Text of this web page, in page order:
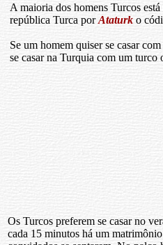
A maioria dos homens Turcos
república Turca porAtaturk o
Se um homem quiser se casar
se casar na Turquia com um turco
Os Turcos preferem se casar no
cada 15 minutos há um